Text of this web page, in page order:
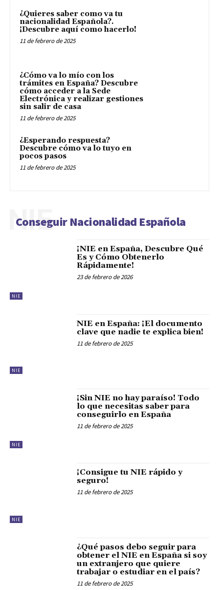
¿Quieres saber como va tu
nacionalidad Española?.
¡Descubre aquí como hacerlo!
11 de febrero de 2025
¿Cómo va lo mío con los
trámites en España? Descubre
cómo acceder a la Sede
Electrónica y realizar gestiones
sin salir de casa
11 de febrero de 2025
¿Esperando respuesta?
Descubre cómo va lo tuyo en
pocos pasos
11 de febrero de 2025
Conseguir Nacionalidad Española
NIE
NIE
¡NIE en España, Descubre Qué
Es y Cómo Obtenerlo
Rápidamente!
23 de febrero de 2026
NIE
NIE en España: ¡El documento
clave que nadie te explica bien!
11 de febrero de 2025
NIE
¡Sin NIE no hay paraíso! Todo
lo que necesitas saber para
conseguirlo en España
11 de febrero de 2025
NIE
¡Consigue tu NIE rápido y
seguro!
11 de febrero de 2025
¿Qué pasos debo seguir para
obtener el NIE en España si soy
un extranjero que quiere
trabajar o estudiar en el país?
11 de febrero de 2025